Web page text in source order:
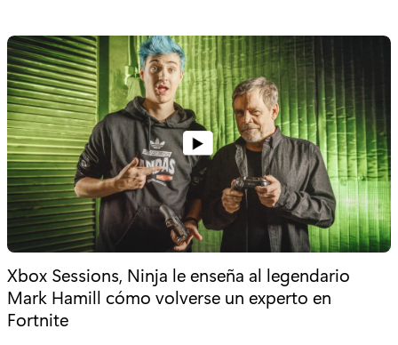
Xbox Sessions, Ninja le enseña al legendario
Mark Hamill cómo volverse un experto en
Fortnite